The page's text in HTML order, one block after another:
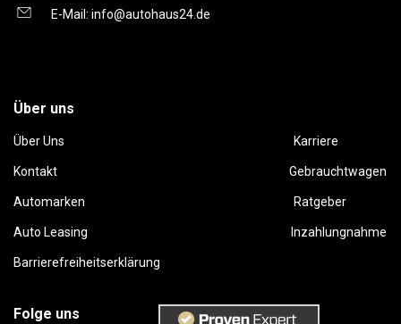
E-Mail: info@autohaus24.de
Über uns
Über Uns Karriere
Kontakt Gebrauchtwagen
Automarken Ratgeber
Auto Leasing Inzahlungnahme
Barrierefreiheitserklärung
Folge uns